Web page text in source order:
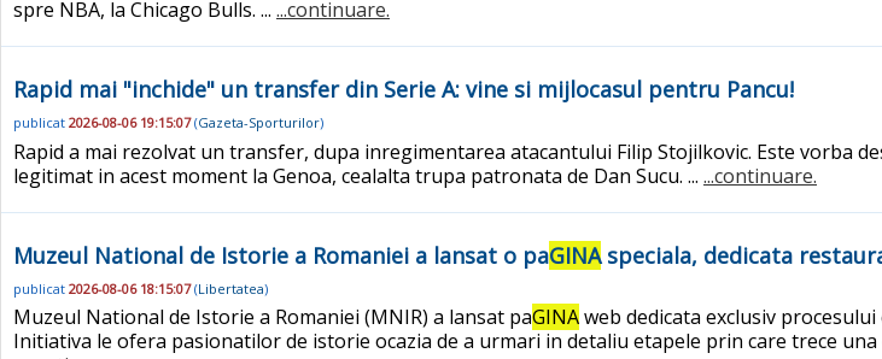
spre NBA, la Chicago Bulls. ... ...continuare.
Rapid mai "inchide" un transfer din Serie A: vine si mijlocasul pentru Pancu!
publicat 2026-08-06 19:15:07(Gazeta-Sporturilor)
Rapid a mai rezolvat un transfer, dupa inregimentarea atacantului Filip Stojilkovic. Este vorba
legitimat in acest moment la Genoa, cealalta trupa patronata de Dan Sucu. ... ...continuare.
Muzeul National de Istorie a Romaniei a lansat o paGINAspeciala, dedicata
publicat 2026-08-06 18:15:07(Libertatea)
Muzeul National de Istorie a Romaniei (MNIR) a lansat paGINAweb dedicata exclusiv
Initiativa le ofera pasionatilor de istorie ocazia de a urmari in detaliu etapele prin care trece